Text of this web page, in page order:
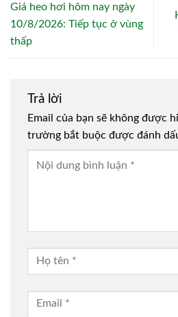
Giá heo hơi hôm nay ngày
10/8/2026: Tiếp tục ở vùng
thấp
Trả lời
Email của bạn sẽ không được
trường bắt buộc được đánh